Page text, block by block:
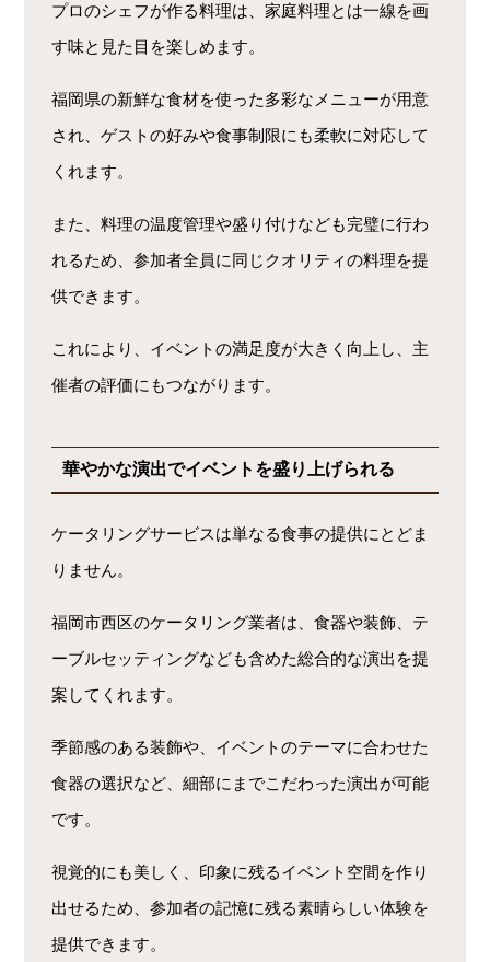
プロのシェフが作る料理は、家庭料理とは一線を画
す味と見た目を楽しめます。
福岡県の新鮮な食材を使った多彩なメニューが用意
され、ゲストの好みや食事制限にも柔軟に対応して
くれます。
また、料理の温度管理や盛り付けなども完璧に行わ
れるため、参加者全員に同じクオリティの料理を提
供できます。
これにより、イベントの満足度が大きく向上し、主
催者の評価にもつながります。
華やかな演出でイベントを盛り上げられる
ケータリングサービスは単なる食事の提供にとどま
りません。
福岡市西区のケータリング業者は、食器や装飾、テ
ーブルセッティングなども含めた総合的な演出を提
案してくれます。
季節感のある装飾や、イベントのテーマに合わせた
食器の選択など、細部にまでこだわった演出が可能
です。
視覚的にも美しく、印象に残るイベント空間を作り
出せるため、参加者の記憶に残る素晴らしい体験を
提供できます。